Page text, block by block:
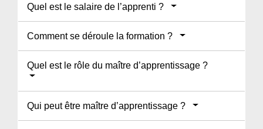
Quel est le salaire de l’apprenti ?
Comment se déroule la formation ?
Quel est le rôle du maître d’apprentissage ?
Qui peut être maître d’apprentissage ?